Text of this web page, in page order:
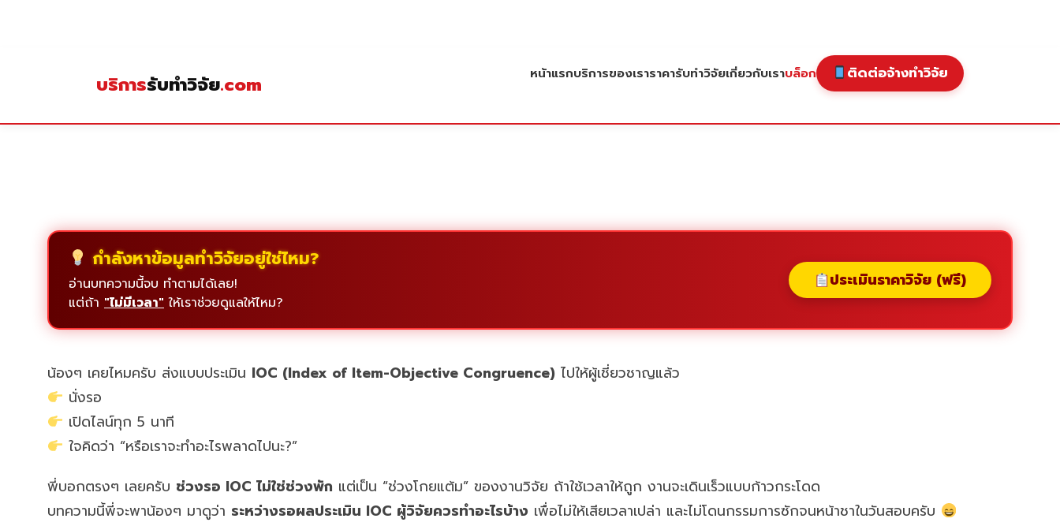
บริการรับทำวิจัย.com หน้าแรกบริการของเราราคารับทำวิจัยเกี่ยวกับเราบล็อก ติดต่อจ้างทำวิจัย
กำลังหาข้อมูลทำวิจัยอยู่ใช่ไหม?
อ่านบทความนี้จบ ทำตามได้เลย!
แต่ถ้า "ไม่มีเวลา" ให้เราช่วยดูแลให้ไหม?
ประเมินราคาวิจัย (ฟรี)
น้องๆ เคยไหมครับ ส่งแบบประเมิน IOC (Index of Item-Objective Congruence) ไปให้ผู้เชี่ยวชาญแล้ว
นั่งรอ
เปิดไลน์ทุก 5 นาที
ใจคิดว่า “หรือเราจะทำอะไรพลาดไปนะ?”
พี่บอกตรงๆ เลยครับ ช่วงรอ IOC ไม่ใช่ช่วงพัก แต่เป็น “ช่วงโกยแต้ม” ของงานวิจัย ถ้าใช้เวลาให้ถูก งานจะเดินเร็วแบบก้าวกระโดด
บทความนี้พี่จะพาน้องๆ มาดูว่า ระหว่างรอผลประเมิน IOC ผู้วิจัยควรทำอะไรบ้าง เพื่อไม่ให้เสียเวลาเปล่า และไม่โดนกรรมการซักจนหน้าชาในวันสอบครับ